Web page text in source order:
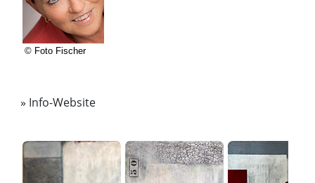
© Foto Fischer
» Info-Website